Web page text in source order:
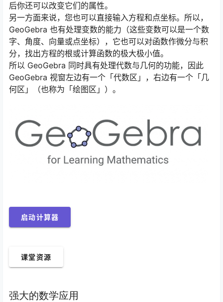
后你还可以改变它们的属性。
另一方面来说，您也可以直接输入方程和点坐标。所以，
GeoGebra 也有处理变数的能力（这些变数可以是一个数
字、角度、向量或点坐标），它也可以对函数作微分与积
分，找出方程的根或计算函数的极大极小值。
所以 GeoGebra 同时具有处理代数与几何的功能，因此
GeoGebra 视窗左边有一个「代数区」，右边有一个「几
何区」（也称为「绘图区」）。
启动计算器
课堂资源
强大的数学应用